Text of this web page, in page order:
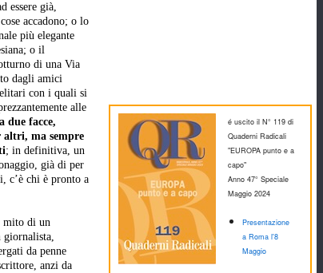
essere già,
accadono; o lo
più elegante
o il
di una Via
dagli amici
con i quali si
alle
due facce,
altri, ma sempre
; in definitiva, un
già di per
c’è chi è pronto a
mito di un
giornalista,
da penne
anzi da
é uscito il N° 119 di
Quaderni Radicali
"EUROPA punto e a
capo"
Anno 47° Speciale
Maggio 2024
Presentazione
a Roma l'8
Maggio